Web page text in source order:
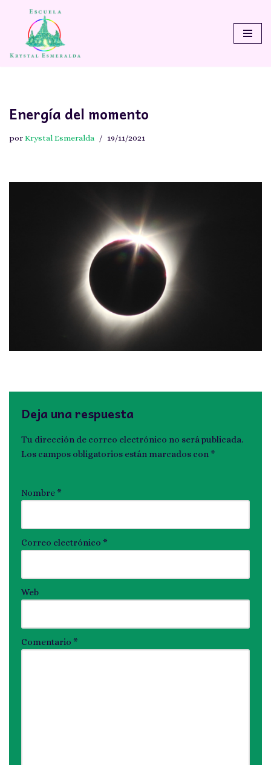
Saltar
Energía del momento
por Krystal Esmeralda 19/11/2021
Deja una respuesta
Tu dirección de correo electrónico no será publicada.
Los campos obligatorios están marcados con*
Nombre*
Correo electrónico *
Web
Comentario *